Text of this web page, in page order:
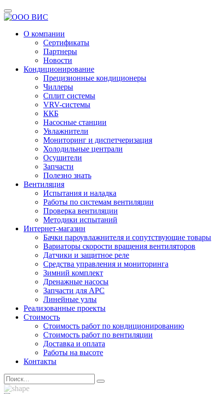
О компании
Сертификаты
Партнеры
Новости
Кондиционирование
Прецизионные кондиционеры
Чиллеры
Сплит системы
VRV-системы
ККБ
Насосные станции
Увлажнители
Мониторинг и диспетчеризация
Холодильные централи
Осушители
Запчасти
Полезно знать
Вентиляция
Испытания и наладка
Работы по системам вентиляции
Проверка вентиляции
Методики испытаний
Интернет-магазин
Бачки пароувлажнителя и сопутствующие товары
Вариаторы скорости вращения вентиляторов
Датчики и защитное реле
Средства управления и мониторинга
Зимний комплект
Дренажные насосы
Запчасти для APC
Линейные узлы
Реализованные проекты
Стоимость
Стоимость работ по кондиционированию
Стоимость работ по вентиляции
Доставка и оплата
Работы на высоте
Контакты